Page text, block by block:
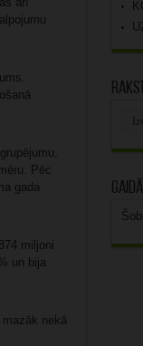
Pēc
gada
miljoni
un bija
mazāk nekā